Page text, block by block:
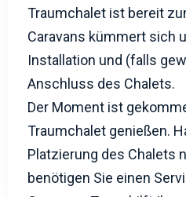
Ihr Traumchalet wird
benachrichtigen Sie,
Traumchalet ist bereit
Caravans kümmert sich
Installation und (falls
Anschluss des Chalets.
Der Moment ist
Traumchalet genießen.